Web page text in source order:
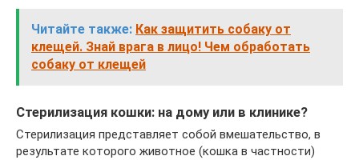
Читайте также: Как защитить собаку от
клещей. Знай врага в лицо! Чем обработать
собаку от клещей
Стерилизация кошки: на дому или в клинике?
Стерилизация представляет собой вмешательство, в
результате которого животное (кошка в частности)